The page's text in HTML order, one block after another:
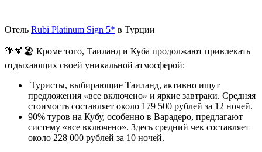
Отель Rubi Platinum Sign 5* в Турции
🌴🍹🏖️ Кроме того, Таиланд и Куба продолжают привлекать
отдыхающих своей уникальной атмосферой:
Туристы, выбирающие Таиланд, активно ищут
предложения «все включено» и яркие завтраки. Средняя
стоимость составляет около 179 500 рублей за 12 ночей.
90% туров на Кубу, особенно в Варадеро, предлагают
систему «все включено». Здесь средний чек составляет
около 228 000 рублей за 10 ночей.